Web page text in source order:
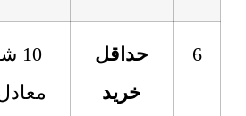
6
حداقل
خرید
معادل 3.6